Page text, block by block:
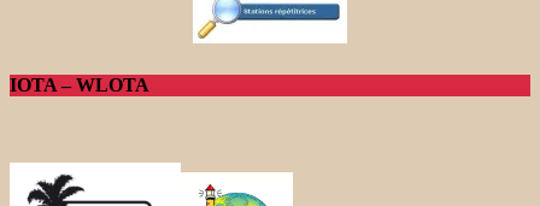
IOTA – WLOTA